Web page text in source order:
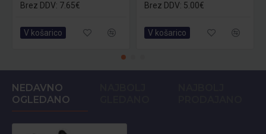
Brez DDV: 7.65€
V košarico
Brez DDV: 5.00€
V košarico
NEDAVNO
OGLEDANO